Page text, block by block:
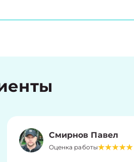
Смирнов Павел
Оценка работы